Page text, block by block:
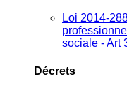
Loi 2014-
sociale - Art
Décrets